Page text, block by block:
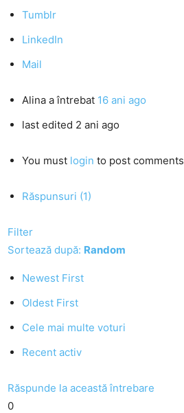
Tumblr
LinkedIn
Mail
Alina a întrebat 16 ani ago
last edited 2 ani ago
You must login to post comments
Răspunsuri (1)
Filter
Sortează după: Random
Newest First
Oldest First
Cele mai multe voturi
Recent activ
Răspunde la această întrebare
0